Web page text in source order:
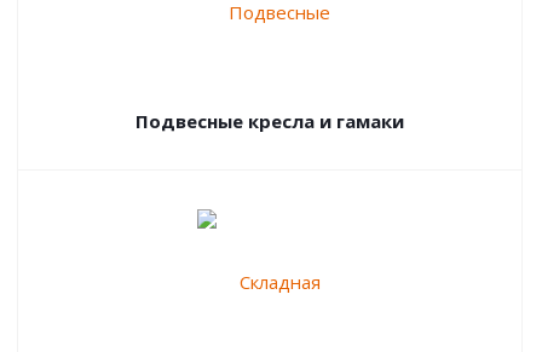
Подвесные кресла и гамаки